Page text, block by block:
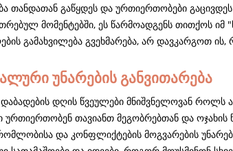
თანდათან გაწყდეს და ურთიერთობები
მომენტებში, ეს წარმოადგენს თითქოს იმ
გამახვილება გვეხმარება, არ დავკარგოთ ის,
უნარების განვითარება
დაბადების დღის წვეულები მნიშვნელოვან როლს
ურთიერთობენ თავიანთ მეგობრებთან და
და კონფლიქტების მოგვარების